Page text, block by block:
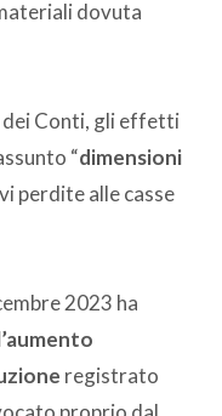
dovuta
Conti, gli effetti
“dimensioni
perdite alle casse
2023 ha
registrato